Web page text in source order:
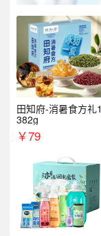
田知府-消暑食方礼1
382g
￥79